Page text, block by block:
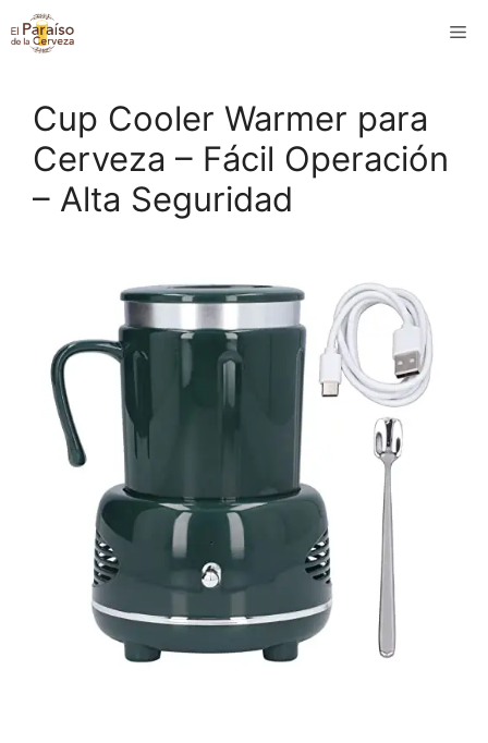
Saltar
al
Cup Cooler Warmer para
Cerveza – Fácil Operación
– Alta Seguridad